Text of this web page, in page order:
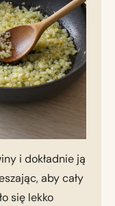
i dokładnie ją
aby cały
się lekko